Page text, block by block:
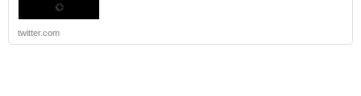
twitter.com